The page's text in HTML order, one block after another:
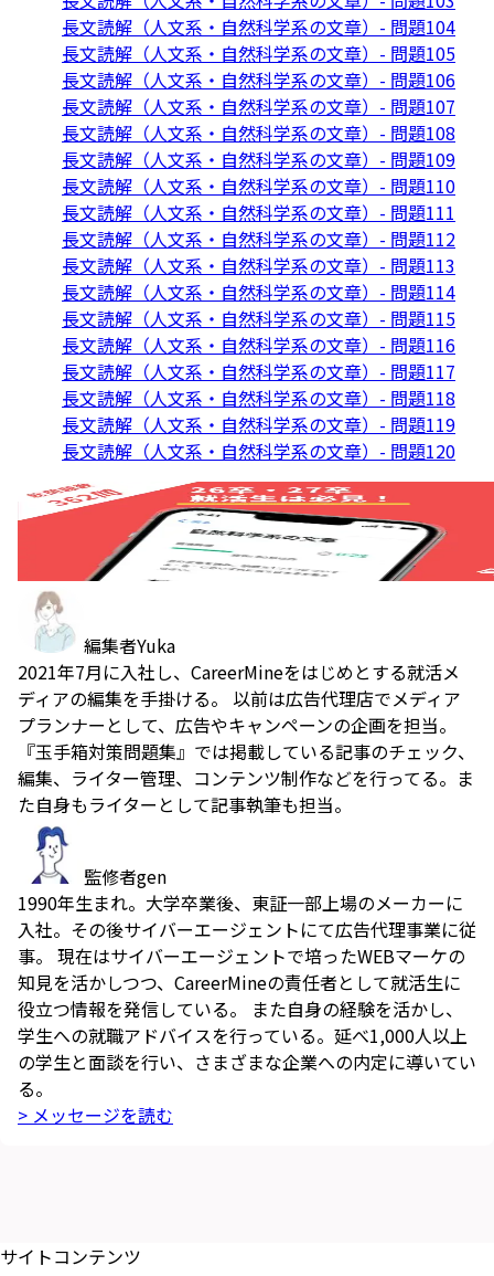
長文読解（人文系・自然科学系の文章）- 問題104
長文読解（人文系・自然科学系の文章）- 問題105
長文読解（人文系・自然科学系の文章）- 問題106
長文読解（人文系・自然科学系の文章）- 問題107
長文読解（人文系・自然科学系の文章）- 問題108
長文読解（人文系・自然科学系の文章）- 問題109
長文読解（人文系・自然科学系の文章）- 問題110
長文読解（人文系・自然科学系の文章）- 問題111
長文読解（人文系・自然科学系の文章）- 問題112
長文読解（人文系・自然科学系の文章）- 問題113
長文読解（人文系・自然科学系の文章）- 問題114
長文読解（人文系・自然科学系の文章）- 問題115
長文読解（人文系・自然科学系の文章）- 問題116
長文読解（人文系・自然科学系の文章）- 問題117
長文読解（人文系・自然科学系の文章）- 問題118
長文読解（人文系・自然科学系の文章）- 問題119
長文読解（人文系・自然科学系の文章）- 問題120
編集者Yuka
2021年7月に入社し、CareerMineをはじめとする就活メ
ディアの編集を手掛ける。 以前は広告代理店でメディア
プランナーとして、広告やキャンペーンの企画を担当。
『玉手箱対策問題集』では掲載している記事のチェック、
編集、ライター管理、コンテンツ制作などを行ってる。ま
た自身もライターとして記事執筆も担当。
監修者gen
1990年生まれ。大学卒業後、東証一部上場のメーカーに
入社。その後サイバーエージェントにて広告代理事業に従
事。 現在はサイバーエージェントで培ったWEBマーケの
知見を活かしつつ、CareerMineの責任者として就活生に
役立つ情報を発信している。 また自身の経験を活かし、
学生への就職アドバイスを行っている。延べ1,000人以上
の学生と面談を行い、さまざまな企業への内定に導いてい
る。
> メッセージを読む
サイトコンテンツ